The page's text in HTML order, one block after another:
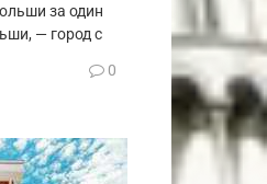
за один
— город с
0